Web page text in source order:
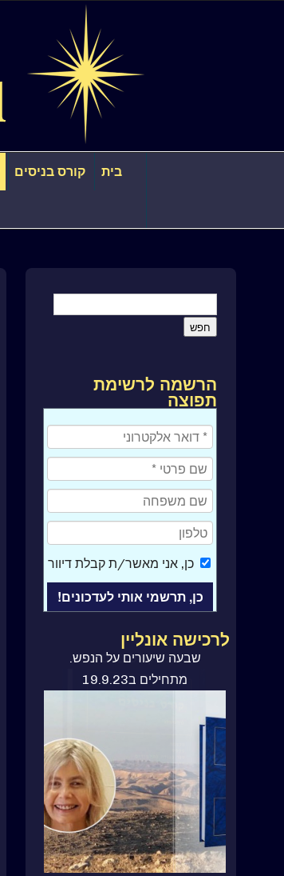
בית קורס בניסים
הרשמה לרשימת
תפוצה
כן, אני מאשר/ת קבלת דיוור
לרכישה אונליין
שבעה שיעורים על הנפש.
מתחילים ב19.9.23
ספר קורס בניסים